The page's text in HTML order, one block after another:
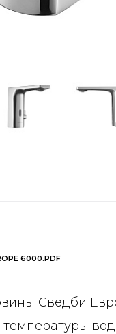
6000.PDF
Сведби